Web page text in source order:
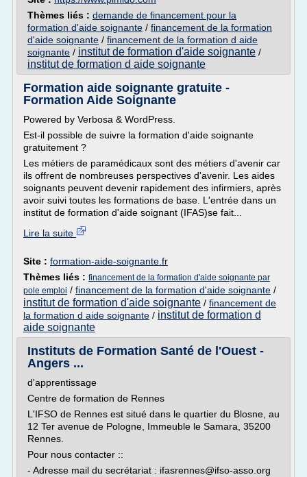
Thèmes liés : demande de financement pour la
formation d'aide soignante / financement de la formation
d'aide soignante / financement de la formation d aide
soignante / institut de formation d'aide soignante /
institut de formation d aide soignante
Formation aide soignante gratuite -
Formation Aide Soignante
Powered by Verbosa & WordPress.
Est-il possible de suivre la formation d'aide soignante
gratuitement ?
Les métiers de paramédicaux sont des métiers d'avenir car
ils offrent de nombreuses perspectives d'avenir. Les aides
soignants peuvent devenir rapidement des infirmiers, après
avoir suivi toutes les formations de base. L'entrée dans un
institut de formation d'aide soignant (IFAS)se fait...
Lire la suite
Site : formation-aide-soignante.fr
Thèmes liés : financement de la formation d'aide soignante par
pole emploi / financement de la formation d'aide soignante /
institut de formation d'aide soignante / financement de
la formation d aide soignante / institut de formation d
aide soignante
Instituts de Formation Santé de l'Ouest -
Angers ...
d'apprentissage
Centre de formation de Rennes
L'IFSO de Rennes est situé dans le quartier du Blosne, au
12 Ter avenue de Pologne, Immeuble le Samara, 35200
Rennes.
Pour nous contacter ::
- Adresse mail du secrétariat : ifasrennes@ifso-asso.org